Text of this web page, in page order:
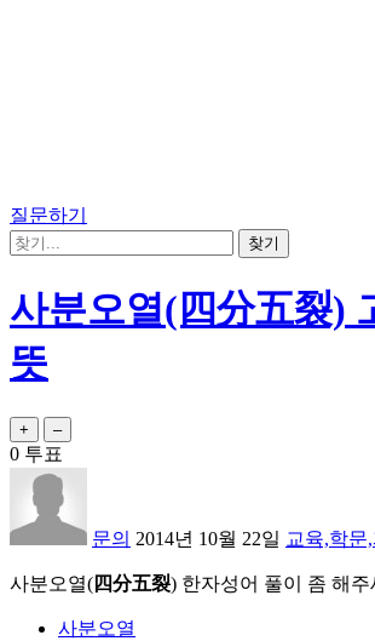
질문하기
사분오열(四分五裂)
뜻
0 투표
문의 2014년 10월 22일 교육,학문
사분오열(四分五裂) 한자성어 풀이 좀 해주
사분오열